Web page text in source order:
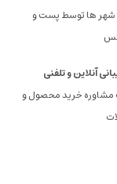
شهر ها توسط پست و
آنلاین و تلفنی
خرید محصول و